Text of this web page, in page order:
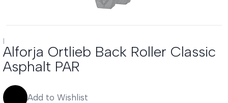
|
Alforja Ortlieb Back Roller Classic
Asphalt PAR
Add to Wishlist